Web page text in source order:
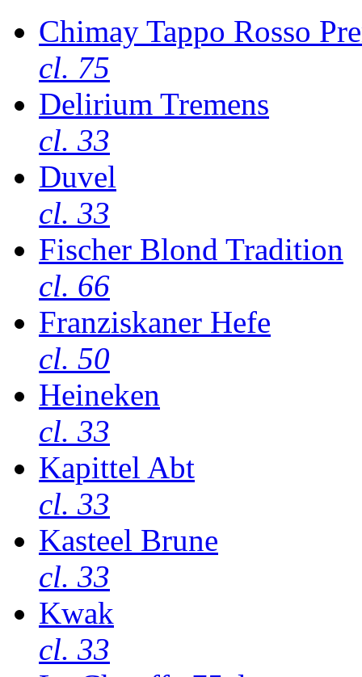
Chimay Tappo Rosso
cl. 75
Delirium Tremens
cl. 33
Duvel
cl. 33
Fischer Blond Tradition
cl. 66
Franziskaner Hefe
cl. 50
Heineken
cl. 33
Kapittel Abt
cl. 33
Kasteel Brune
cl. 33
Kwak
cl. 33